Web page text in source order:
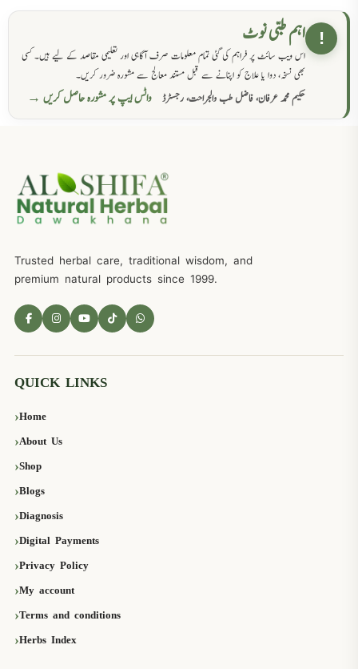
! اہم طبی نوٹ
اس ویب سائٹ پر فراہم کی گئی تمام معلومات صرف آگاہی اور تعلیمی مقاصد کے لیے ہیں۔ کسی
بھی نسخہ، دوا یا علاج کو اپنانے سے قبل مستند معالج سے مشورہ ضرور کریں۔
حکیم محمد عرفان، فاضل طب والجراحت، رجسٹرڈ
واٹس ایپ پر مشورہ حاصل کریں →
Trusted herbal care, traditional wisdom, and
premium natural products since 1999.
QUICK LINKS
Home
About Us
Shop
Blogs
Diagnosis
Digital Payments
Privacy Policy
My account
Terms and conditions
Herbs Index